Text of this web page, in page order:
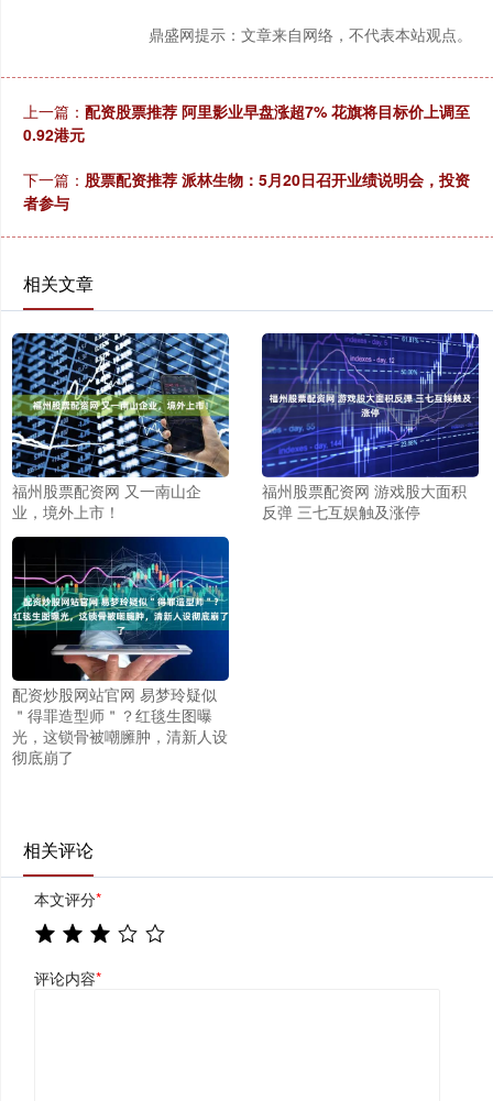
鼎盛网提示：文章来自网络，不代表本站观点。
上一篇： 配资股票推荐 阿里影业早盘涨超7% 花旗将目标价上调至
0.92港元
下一篇： 股票配资推荐 派林生物：5月20日召开业绩说明会，投资
者参与
相关文章
福州股票配资网 又一南山企
业，境外上市！
福州股票配资网 游戏股大面积
反弹 三七互娱触及涨停
配资炒股网站官网 易梦玲疑似
＂得罪造型师＂？红毯生图曝
光，这锁骨被嘲臃肿，清新人设
彻底崩了
相关评论
本文评分*
评论内容*